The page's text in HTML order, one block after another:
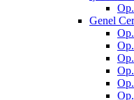
Genel